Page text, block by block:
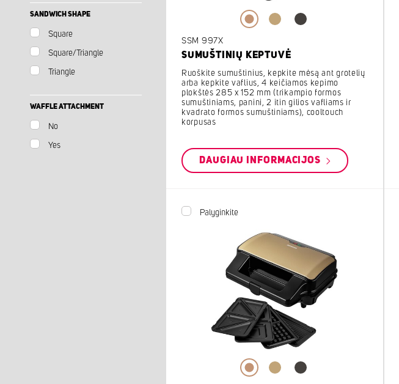
SANDWICH SHAPE
Square
Square/Triangle
Triangle
WAFFLE ATTACHMENT
No
Yes
SSM 997X
SUMUŠTINIŲ KEPTUVĖ
Ruoškite sumuštinius, kepkite mėsą ant grotelių
arba kepkite vaflius, 4 keičiamos kepimo
plokštės 285 x 152 mm (trikampio formos
sumuštiniams, panini, 2 itin gilios vafliams ir
kvadrato formos sumuštiniams), cooltouch
korpusas
DAUGIAU INFORMACIJOS
Palyginkite